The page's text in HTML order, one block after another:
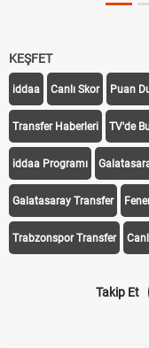
KEŞFET
iddaa Canlı Skor Puan
Transfer Haberleri TV'de
iddaa Programı
Galatasaray Transfer
Trabzonspor Transfer